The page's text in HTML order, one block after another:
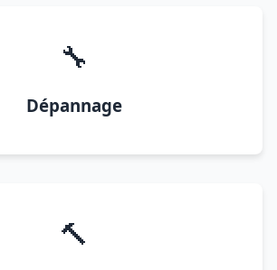
🔧
Dépannage
🔨